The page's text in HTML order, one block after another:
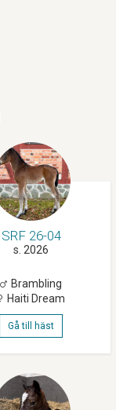
SRF 26-04
s. 2026
Brambling
Haiti Dream
Gå till häst